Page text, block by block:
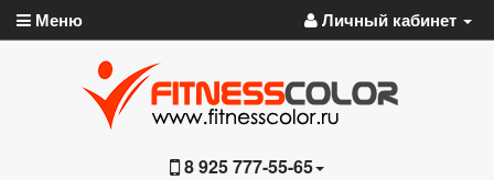
Меню Личный кабинет
8 925 777-55-65